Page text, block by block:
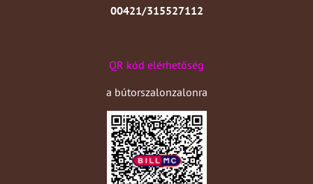
00421/315527112
QR kód elérhetőség
a bútorszalonzalonra